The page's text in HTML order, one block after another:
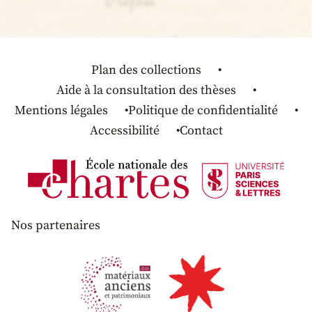
Plan des collections
Aide à la consultation des thèses
Mentions légales
Politique de confidentialité
Accessibilité
Contact
Nos partenaires